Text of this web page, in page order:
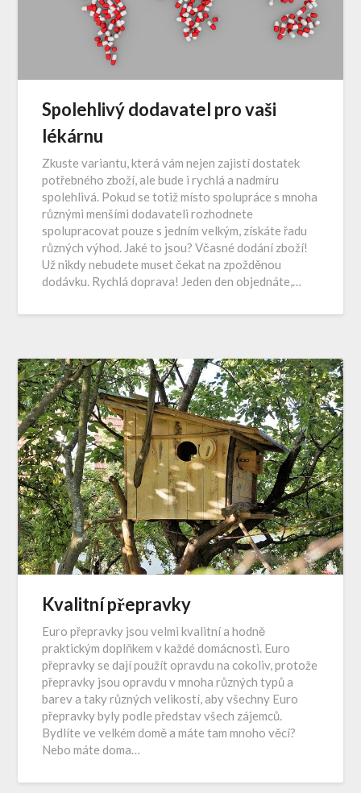
Spolehlivý dodavatel pro vaši
lékárnu
Zkuste variantu, která vám nejen zajistí dostatek
potřebného zboží, ale bude i rychlá a nadmíru
spolehlivá. Pokud se totiž místo spolupráce s mnoha
různými menšími dodavateli rozhodnete
spolupracovat pouze s jedním velkým, získáte řadu
různých výhod. Jaké to jsou? Včasné dodání zboží!
Už nikdy nebudete muset čekat na zpožděnou
dodávku. Rychlá doprava! Jeden den objednáte,…
Kvalitní přepravky
Euro přepravky jsou velmi kvalitní a hodně
praktickým doplňkem v každé domácnosti. Euro
přepravky se dají použít opravdu na cokoliv, protože
přepravky jsou opravdu v mnoha různých typů a
barev a taky různých velikostí, aby všechny Euro
přepravky byly podle představ všech zájemců.
Bydlíte ve velkém domě a máte tam mnoho věcí?
Nebo máte doma…